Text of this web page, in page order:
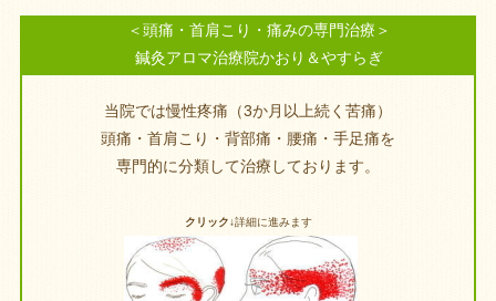
＜頭痛・首肩こり・痛みの専門治療＞
鍼灸アロマ治療院かおり＆やすらぎ
当院では慢性疼痛（3か月以上続く苦痛）
頭痛・首肩こり・背部痛・腰痛・手足痛を
専門的に分類して治療しております。
クリック↓詳細に進みます